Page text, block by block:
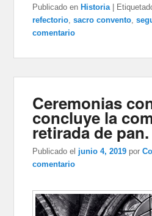
Publicado en Historia
refectorio,sacro convento,
comentario
Ceremonias
concluye la
retirada de pan.
Publicado el junio 4, 2019 por
comentario